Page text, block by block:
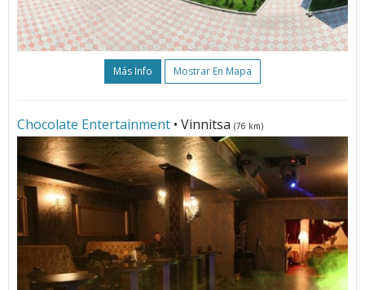
Más Info Mostrar En Mapa
Chocolate Entertainment • Vinnitsa (76 km)